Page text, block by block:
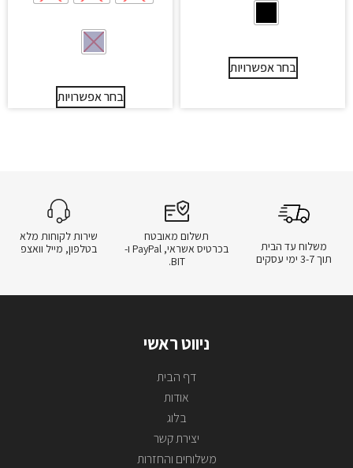
בחר אפשרויות
בחר אפשרויות
משלוח עד הבית
תוך 3-7 ימי עסקים
תשלום מאובטח
בכרטיס אשראי, PayPal ו-
BIT.
שירות לקוחות מלא
בטלפון, מייל וואצפ
ניווט ראשי
דף הבית
אודות
בלוג
יצירת קשר
משלוחים והחזרות